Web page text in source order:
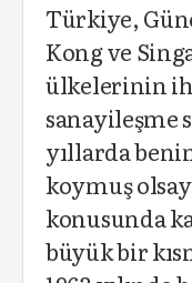
Türkiye,
Kong ve
ülkelerinin
sanayileşme
yıllarda
koymuş
konusunda
büyük bir